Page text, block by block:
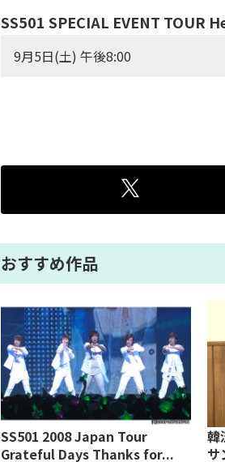
SS501 SPECIAL EVENT TOUR
9月5日(土) 午後8:00
おすすめ作品
SS501 2008 Japan Tour
Grateful Days Thanks for...
韓
サ